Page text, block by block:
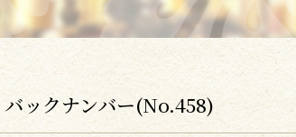
ックナンバー(No.458)